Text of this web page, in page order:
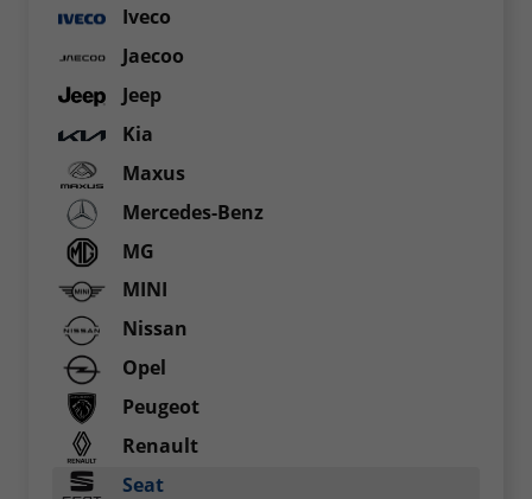
Iveco
Jaecoo
Jeep
Kia
Maxus
Mercedes-Benz
MG
MINI
Nissan
Opel
Peugeot
Renault
Seat